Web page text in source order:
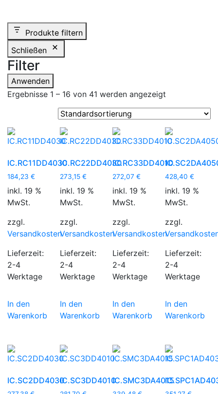
Produkte filtern
Schließen
Filter
Anwenden
Ergebnisse 1 – 16 von 41 werden angezeigt
IC.RC11DD4030
184,23 €
inkl. 19 %
MwSt.
zzgl.
Versandkosten
Lieferzeit:
2-4
Werktage
In den
Warenkorb
IC.RC22DD4030
273,15€
inkl. 19 %
MwSt.
zzgl.
Versandkosten
Lieferzeit:
2-4
Werktage
In den
Warenkorb
IC.RC33DD4010
272,07€
inkl. 19 %
MwSt.
zzgl.
Versandkosten
Lieferzeit:
2-4
Werktage
In den
Warenkorb
428,40€
inkl. 19 %
MwSt.
zzgl.
Lieferzeit:
2-4
Werktage
In den
Warenkorb
IC.SC2DD4030IC.SC3DD4010IC.SMC3DA4015